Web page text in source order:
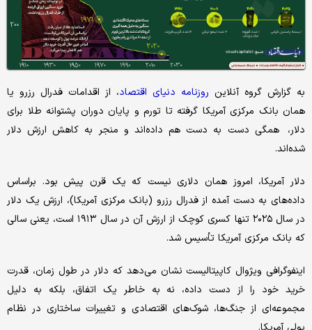
به گزارش گروه آنلاین روزنامه دنیای اقتصاد، از اقدامات فدرال رزرو یا
همان بانک مرکزی آمریکا گرفته تا تورم و پایان دوران پشتوانه طلا برای
دلار، همگی دست به دست هم داده‌اند و منجر به کاهش ارزش دلار
شده‌اند.
دلار آمریکا، امروز همان دلاری نیست که یک قرن پیش بود. براساس
داده‌های به دست آمده از فدرال رزرو (بانک مرکزی آمریکا)، ارزش یک دلار
در سال ۲۰۲۵ تنها کسری کوچک از ارزش آن در سال ۱۹۱۳ است، یعنی سالی
که بانک مرکزی آمریکا تأسیس شد.
اینفوگرافی ویژوال کاپیتالیست نشان می‌دهد که دلار در طول زمان، قدرت
خرید خود را از دست داده، نه به خاطر یک اتفاق، بلکه به دلیل
مجموعه‌ای از جنگ‌ها، شوک‌های اقتصادی و تغییرات ساختاری در نظام